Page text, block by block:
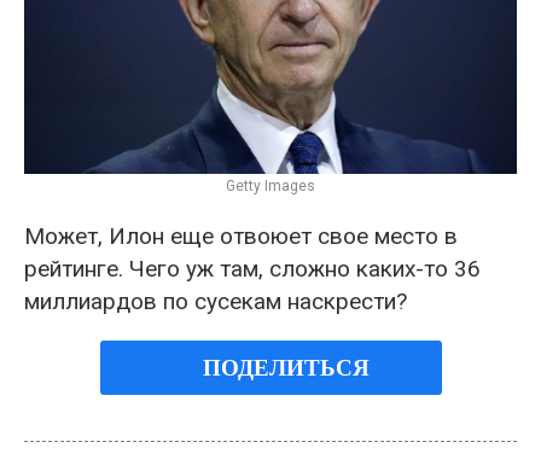
Getty Images
Может, Илон еще отвоюет свое место в
рейтинге. Чего уж там, сложно каких-то 36
миллиардов по сусекам наскрести?
ПОДЕЛИТЬСЯ